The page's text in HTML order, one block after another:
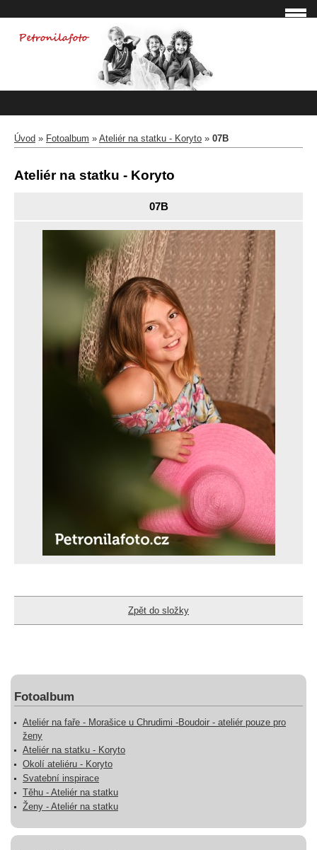
Úvod » Fotoalbum » Ateliér na statku - Koryto » 07B
Ateliér na statku - Koryto
07B
Zpět do složky
Fotoalbum
Ateliér na faře - Morašice u Chrudimi -Boudoir - ateliér pouze pro
ženy
Ateliér na statku - Koryto
Okolí ateliéru - Koryto
Svatební inspirace
Těhu - Ateliér na statku
Ženy - Ateliér na statku